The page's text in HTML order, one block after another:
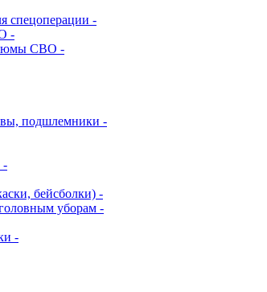
спецоперации -
-
СВО -
подшлемники -
-
бейсболки) -
уборам -
-